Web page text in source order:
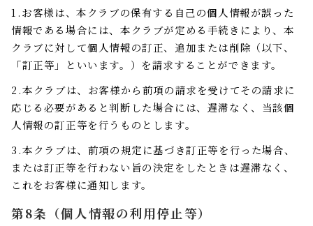
1.お客様は、本クラブの保有する自己の個人情報が誤った
情報である場合には、本クラブが定める手続きにより、本
クラブに対して個人情報の訂正、追加または削除（以下、
「訂正等」といいます。）を請求することができます。
2.本クラブは、お客様から前項の請求を受けてその請求に
応じる必要があると判断した場合には、遅滞なく、当該個
人情報の訂正等を行うものとします。
3.本クラブは、前項の規定に基づき訂正等を行った場合、
または訂正等を行わない旨の決定をしたときは遅滞なく、
これをお客様に通知します。
第8条（個人情報の利用停止等）